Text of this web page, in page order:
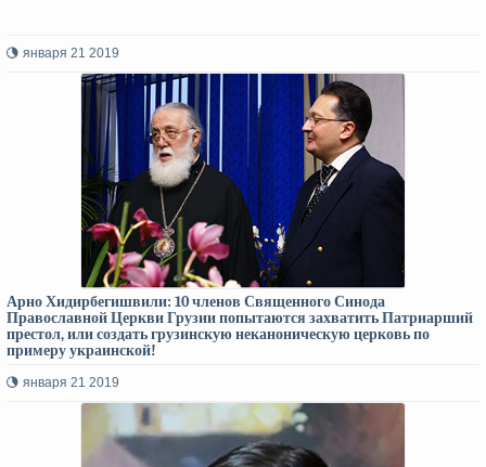
января 21 2019
Арно Хидирбегишвили: 10 членов Священного Синода
Православной Церкви Грузии попытаются захватить Патриарший
престол, или создать грузинскую неканоническую церковь по
примеру украинской!
января 21 2019